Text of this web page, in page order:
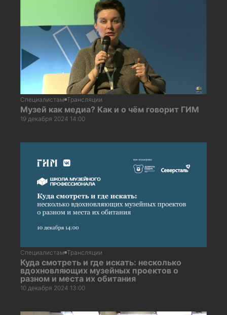
Специалистам Трансляции
Музей как медиа? Как и о чём говорит ГИМ
19 декабря 2024 14:00
Специалистам Трансляции
Куда смотреть и где искать: несколько
вдохновляющих музейных проектов о
разном и места их обитания
10 декабря 2024 13:00